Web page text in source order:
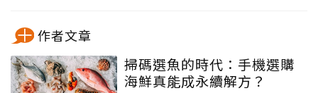
作者文章
掃碼選魚的時代：手機選購
海鮮真能成永續解方？